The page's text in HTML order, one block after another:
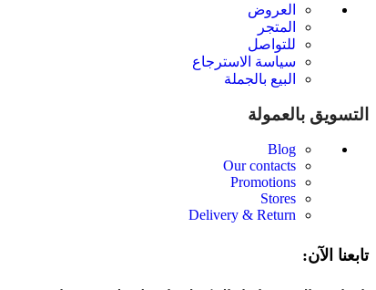
العروض
المتجر
للتواصل
سياسة الاسترجاع
البيع بالجملة
التسويق بالعمولة
Blog
Our contacts
Promotions
Stores
Delivery & Return
تابعنا الآن: